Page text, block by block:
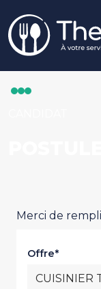
Merci de
Offre